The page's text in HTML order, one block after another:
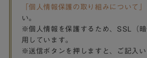
「個人情報保護の取り組みについて」
い。
※個人情報を保護するため、SSL（
用しています。
※送信ボタンを押しますと、ご記入